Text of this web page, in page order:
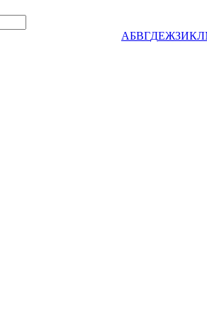
АБВГДЕЖЗИКЛ